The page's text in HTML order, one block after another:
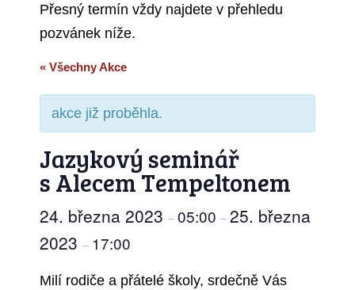
Přesný termín vždy najdete v přehledu
pozvánek níže.
« Všechny Akce
akce již proběhla.
Jazykový seminář
s Alecem Tempeltonem
24. března 2023 –05:00 – 25. března
2023 – 17:00
Milí rodiče a přátelé školy, srdečně Vás